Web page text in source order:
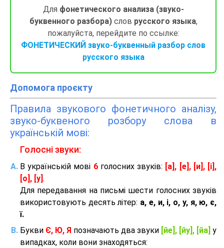
Для фонетического анализа (звуко-
буквенного разбора)слов русского языка,
пожалуйста, перейдите по ссылке:
ФОНЕТИЧЕСКИЙ звуко-буквенный разбор слов
русского языка
Допомога проєкту
Правила звукового фонетичного аналізу,
звуко-буквеного розбору слова в
українській мові:
Голосні звуки:
В українській мові 6голосних звуків:
[а], [е], [и], [і],
[о], [у] .
Для передавання на письмі шести голосних звуків
використовують десять літер: а, е, и, і, о, у, я, ю, є,
ї.
Букви Є, Ю, Я позначають два звуки [йе], [йу], [йа] у
випадках, коли вони знаходяться: